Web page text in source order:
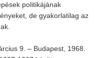
politikájának
de gyakorlatilag az
9. – Budapest, 1968.